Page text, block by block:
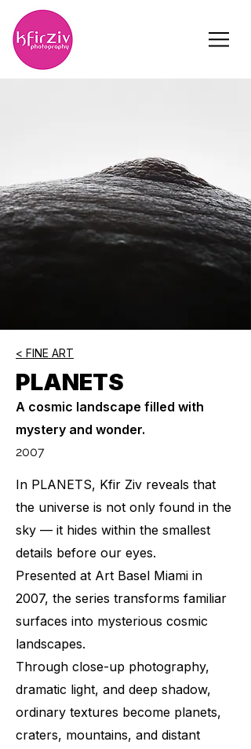
< FINE ART
PLANETS
A cosmic landscape filled with
mystery and wonder.
2007
In PLANETS, Kfir Ziv reveals that
the universe is not only found in the
sky — it hides within the smallest
details before our eyes.
Presented at Art Basel Miami in
2007, the series transforms familiar
surfaces into mysterious cosmic
landscapes.
Through close-up photography,
dramatic light, and deep shadow,
ordinary textures become planets,
craters, mountains, and distant